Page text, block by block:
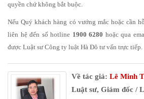
quyền chứ không bắt buộc.
Nếu Quý khách hàng có vướng mắc hoặc cần
liên hệ đến số hotline 1900 6280 hoặc qua
được Luật sư Công ty luật Hà Đô tư vấn trực tiếp.
Về tác giả: Lê Minh
Luật sư, Giám đốc /